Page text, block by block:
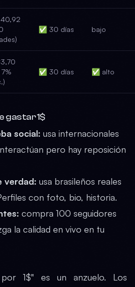
✅ 30 días bajo
✅ 30 días ✅ alto
gastar 1$
social: usa internacionales
pero hay reposición
verdad: usa brasileños reales
con foto, bio, historia.
compra 100 seguidores
la calidad en vivo en tu
por 1$" es un anzuelo. Los